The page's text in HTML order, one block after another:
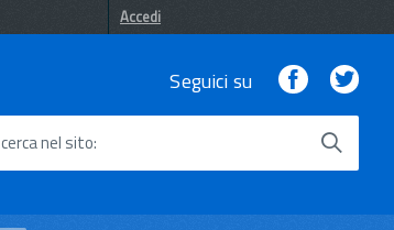
Accedi
Seguici su Facebook
cerca nel sito